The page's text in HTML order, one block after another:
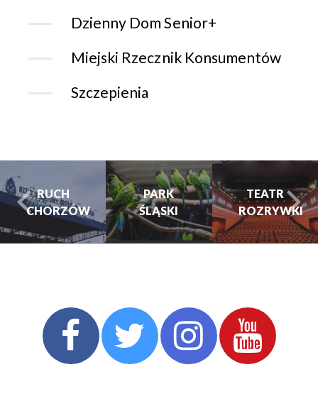
Dzienny Dom Senior+
Miejski Rzecznik Konsumentów
Szczepienia
RUCH
CHORZÓW
PARK
ŚLĄSKI
TEATR
ROZRYWKI
turysta.Previous